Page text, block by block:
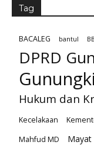
Tag
BACALEG bantul
DPRD
Hukum dan
Kecelakaan
Mahfud MD
Mayat